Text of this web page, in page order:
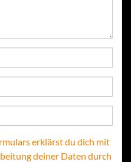
erklärst du dich mit
deiner Daten durch